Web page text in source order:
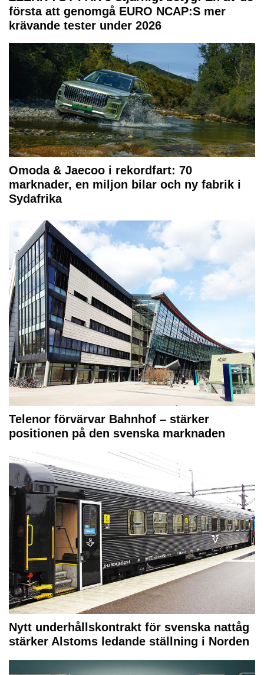
första att genomgå EURO NCAP:S mer
krävande tester under 2026
Omoda & Jaecoo i rekordfart: 70
marknader, en miljon bilar och ny fabrik i
Sydafrika
Telenor förvärvar Bahnhof – stärker
positionen på den svenska marknaden
Nytt underhållskontrakt för svenska nattåg
stärker Alstoms ledande ställning i Norden